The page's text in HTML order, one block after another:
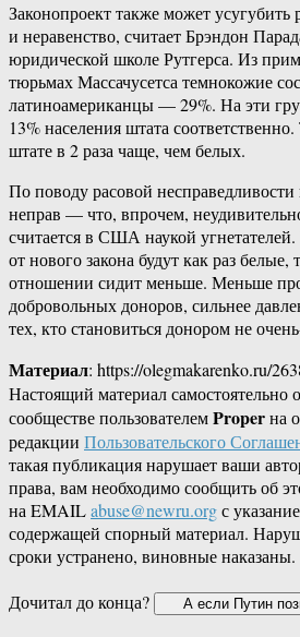
Законопроект также может усугубить
и неравенство, считает Брэндон
юридической школе Рутгерса. Из
тюрьмах Массачусетса темнокожие
латиноамериканцы — 29%. На эти
13% населения штата
штате в 2 раза чаще, чем белых.
По поводу расовой
неправ — что, впрочем,
считается в США наукой
от нового закона будут как раз
отношении сидит меньше. Меньше
добровольных доноров, сильнее
тех, кто становиться донором не
Материал: https://olegmakarenko.ru/
Настоящий материал самостоятельно
сообществе пользователемProperна
редакции Пользовательского
такая публикация нарушает ваши
права, вам необходимо сообщить об
на EMAILabuse@newru.orgс
содержащей спорный материал.
сроки устранено, виновные наказаны.
Дочитал до конца?